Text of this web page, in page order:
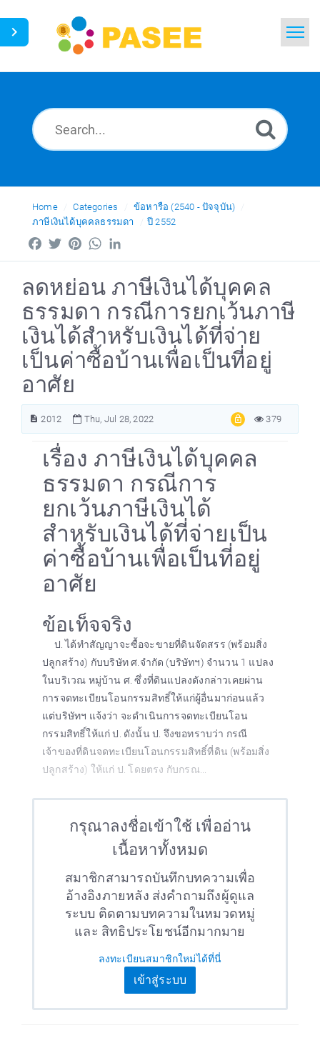
News
Ask a Question
Home Categories
ข้อหารือ (2540 - ปัจจุบัน)
ภาษีเงินได้บุคคลธรรมดา
ปี 2552
FacebookTwitterPinterestWhatsApp
ลดหย่อน ภาษีเงินได้บุคคล
ธรรมดา กรณีการยกเว้นภาษี
เงินได้สำหรับเงินได้ที่จ่าย
เป็นค่าซื้อบ้านเพื่อเป็นที่อยู่
อาศัย
2012 Thu, Jul 28, 2022 379
เรื่อง ภาษีเงินได้บุคคล
ธรรมดา กรณีการ
ยกเว้นภาษีเงินได้
สำหรับเงินได้ที่จ่ายเป็น
ค่าซื้อบ้านเพื่อเป็นที่อยู่
อาศัย
ข้อเท็จจริง
ป. ได้ทำสัญญาจะซื้อจะขายที่ดินจัดสรร (พร้อมสิ่ง
ปลูกสร้าง) กับบริษัท ศ.จำกัด (บริษัทฯ) จำนวน 1 แปลง
ในบริเวณ หมู่บ้าน ศ. ซึ่งที่ดินแปลงดังกล่าวเคยผ่าน
การจดทะเบียนโอนกรรมสิทธิ์ให้แก่ผู้อื่นมาก่อนแล้ว
แต่บริษัทฯ แจ้งว่า จะดำเนินการจดทะเบียนโอน
กรรมสิทธิ์ให้แก่ ป. ดังนั้น ป. จึงขอทราบว่า กรณี
เจ้าของที่ดินจดทะเบียนโอนกรรมสิทธิ์ที่ดิน (พร้อมสิ่ง
ปลูกสร้าง) ให้แก่ ป. โดยตรง กับกรณ...
กรุณาลงชื่อเข้าใช้ เพื่ออ่าน
เนื้อหาทั้งหมด
สมาชิกสามารถบันทึกบทความเพื่อ
อ้างอิงภายหลัง ส่งคำถามถึงผู้ดูแล
ระบบ ติดตามบทความในหมวดหมู่
และ สิทธิประโยชน์อีกมากมาย
ลงทะเบียนสมาชิกใหม่ได้ที่นี่
เข้าสู่ระบบ